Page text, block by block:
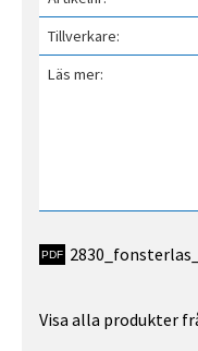
Tillverkare
Läs mer
Visa alla produkter